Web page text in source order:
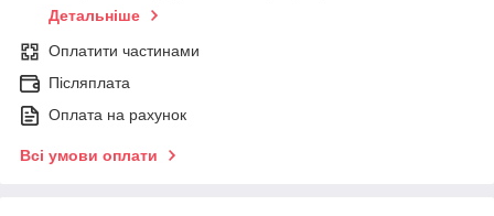
Детальніше
Оплатити частинами
Післяплата
Оплата на рахунок
Всі умови оплати